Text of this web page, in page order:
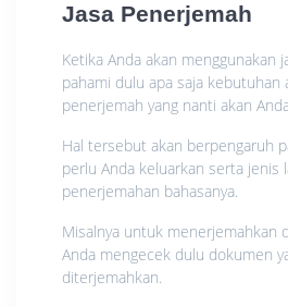
Jasa Penerjemah
Ketika Anda akan menggunakan
pahami dulu apa saja kebutuhan
penerjemah yang nanti akan
Hal tersebut akan berpengaruh
perlu Anda keluarkan serta jenis
penerjemahan bahasanya.
Misalnya untuk menerjemahkan
Anda mengecek dulu dokumen
diterjemahkan.